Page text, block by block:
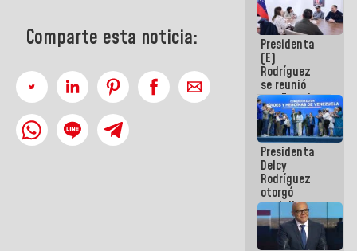
Comparte esta noticia:
mantenimiento
e inspección
en la Línea 2
Presidenta
(E)
Rodríguez
se reunió
con Estado
Mayor
Eléctrico
para
abordar
planes de
acción
Presidenta
Delcy
Rodríguez
otorgó
medalla
"Héroe de
Venezuela"
a servidores